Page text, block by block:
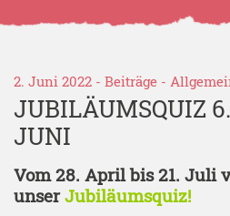
2. Juni 2022 - Beiträge -
JUBILÄUMSQUIZ
JUNI
Vom 28. April bis 21. Juli
unserJubiläumsquiz!